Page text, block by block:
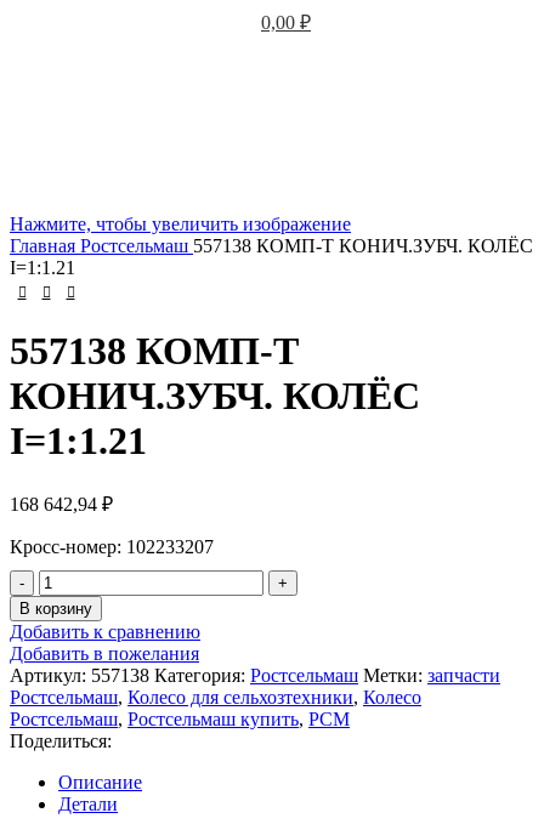
0,00 ₽
Нажмите, чтобы увеличить изображение
Главная Ростсельмаш 557138 КОМП-Т КОНИЧ.ЗУБЧ. КОЛЁС
I=1:1.21
557138 КОМП-Т
КОНИЧ.ЗУБЧ. КОЛЁС
I=1:1.21
168 642,94 ₽
Кросс-номер: 102233207
В корзину
Добавить к сравнению
Добавить в пожелания
Артикул: 557138 Категория: Ростсельмаш Метки: запчасти
Ростсельмаш, Колесо для сельхозтехники, Колесо
Ростсельмаш, Ростсельмаш купить, РСМ
Поделиться:
Описание
Детали